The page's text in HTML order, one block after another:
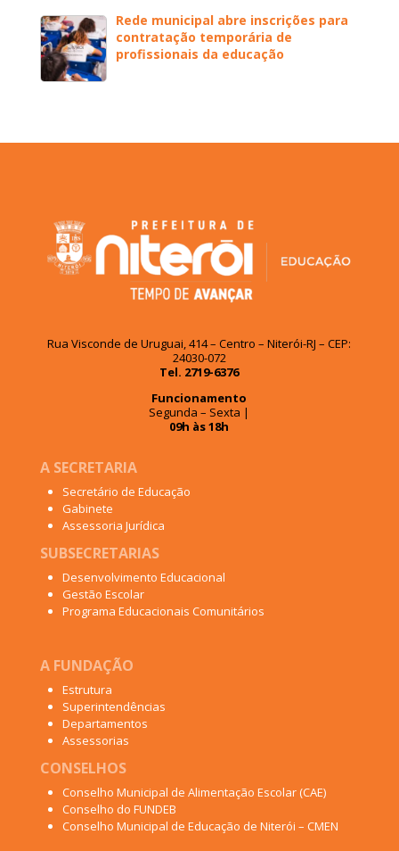
Rede municipal abre inscrições para
contratação temporária de
profissionais da educação
Rua Visconde de Uruguai, 414 – Centro – Niterói-RJ – CEP:
24030-072
Tel. 2719-6376
Funcionamento
Segunda – Sexta |
09h às 18h
A SECRETARIA
Secretário de Educação
Gabinete
Assessoria Jurídica
SUBSECRETARIAS
Desenvolvimento Educacional
Gestão Escolar
Programa Educacionais Comunitários
A FUNDAÇÃO
Estrutura
Superintendências
Departamentos
Assessorias
CONSELHOS
Conselho Municipal de Alimentação Escolar (CAE)
Conselho do FUNDEB
Conselho Municipal de Educação de Niterói – CMEN